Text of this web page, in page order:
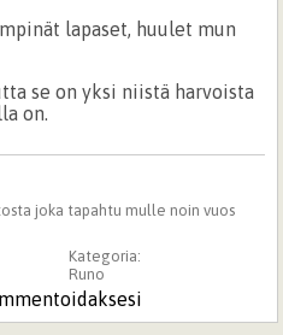
lapaset, huulet mun
se on yksi niistä harvoista
on.
joka tapahtu mulle noin vuos
Kategoria:
Runo